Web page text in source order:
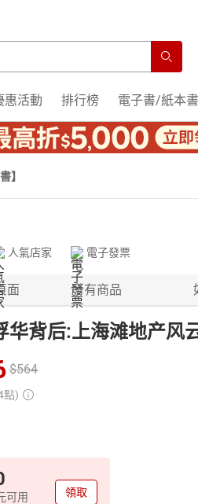
惠活動 排行榜 電子書/紙本書
】
人氣店家 電子發票
面 所有商品
华背后:上海滩地产风
$564
點)
可用 領取